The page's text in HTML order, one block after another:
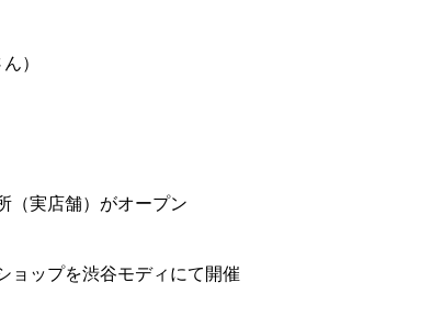
）
（実店舗）がオープン
ョップを渋谷モディにて開催